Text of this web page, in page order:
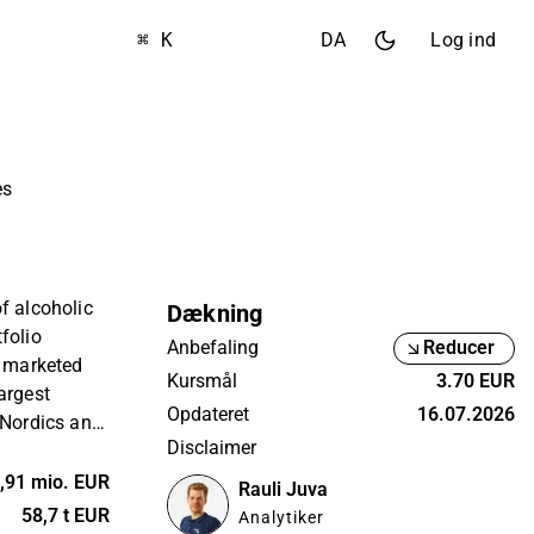
⌘ K DA Log ind
alcoholic
and
products
and
was
mio. EUR
58,7 t EUR
Dækning
Anbefaling
Reducer
Kursmål
3.70 EUR
Opdateret
16.07.2026
Disclaimer
Rauli Juva
Analytiker